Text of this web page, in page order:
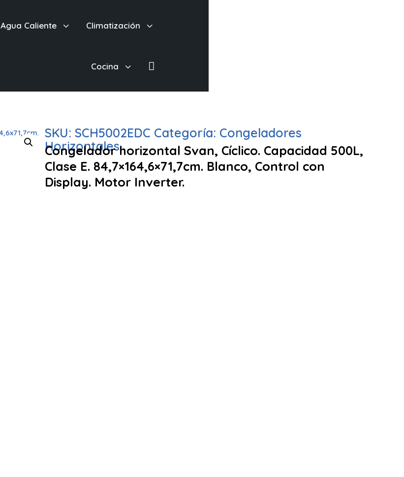
3
Agua Caliente 3
Climatización
3
Cocina 
SKU:SCH5002EDC Categoría: Congeladores
Horizontales
Congelador horizontal Svan, Cíclico. Capacidad 500L,
Clase E. 84,7×164,6×71,7cm. Blanco, Control con
Display. Motor Inverter.